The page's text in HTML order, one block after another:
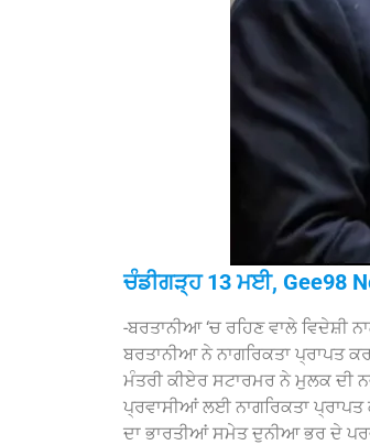
ਚੰਡੀਗੜ੍ਹ 13 ਮਈ, Gee98
-ਬਰਤਾਨੀਆ ‘ਚ ਰਹਿਣ ਵਾਲੇ ਵਿਦੇਸ਼ੀ
ਬਰਤਾਨੀਆ ਨੇ ਨਾਗਰਿਕਤਾ ਪ੍ਰਾਪਤ
ਮੰਤਰੀ ਕੀਏਰ ਸਟਾਰਮਰ ਨੇ ਮੁਲਕ ਦੀ
ਪ੍ਰਵਾਸੀਆਂ ਲਈ ਨਾਗਰਿਕਤਾ
ਦਾ ਭਾਰਤੀਆਂ ਸਮੇਤ ਦੁਨੀਆ ਭਰ ਦੇ